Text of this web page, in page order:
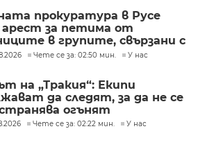
прокуратура в Русе
арест за петима от
в групите, свързани с
лаборатория за
Чете се за: 02:50 мин. У нас
на „Тракия“: Екипи
да следят, за да не се
огънят
Чете се за: 02:22 мин. У нас